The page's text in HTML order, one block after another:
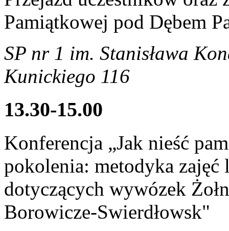
Pamiątkowej pod Dębem
SP nr 1 im. Stanisława
Kunickiego 116
13.30-15.00
Konferencja „Jak nieść
pokolenia: metodyka
dotyczących wywózek
Borowicze-Swierdłowsk"